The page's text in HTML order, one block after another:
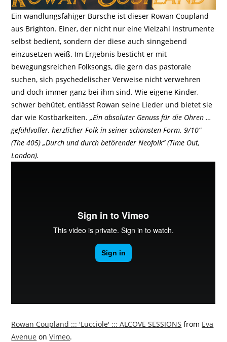
Ein wandlungsfähiger Bursche ist dieser Rowan Coupland
aus Brighton. Einer, der nicht nur eine Vielzahl Instrumente
selbst bedient, sondern der diese auch sinngebend
einzusetzen weiß. Im Ergebnis besticht er mit
bewegungsreichen Folksongs, die gern das pastorale
suchen, sich psychedelischer Verweise nicht verwehren
und doch immer ganz bei ihm sind. Wie eigene Kinder,
schwer behütet, entlässt Rowan seine Lieder und bietet sie
dar wie Kostbarkeiten.„Ein absoluter Genuss für die Ohren …
gefühlvoller, herzlicher Folk in seiner schönsten Form. 9/10“
(The 405) „Durch und durch betörender Neofolk“ (Time Out,
London).
Rowan Coupland ::: 'Lucciole' ::: ALCOVE SESSIONS from Eva
Avenue onVimeo.